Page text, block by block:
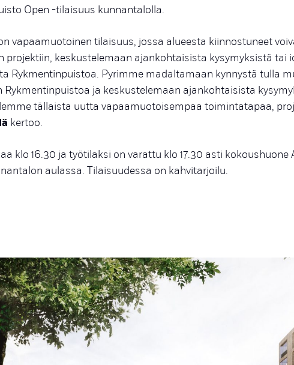
Open -tilaisuus kunnantalolla.
vapaamuotoinen tilaisuus, jossa alueesta kiinnostuneet
projektiin, keskustelemaan ajankohtaisista kysymyksistä tai
Rykmentinpuistoa. Pyrimme madaltamaan kynnystä tulla
Rykmentinpuistoa ja keskustelemaan ajankohtaisista
tällaista uutta vapaamuotoisempaa toimintatapaa,
kertoo.
klo 16.30 ja työtilaksi on varattu klo 17.30 asti kokoushuone
aulassa. Tilaisuudessa on kahvitarjoilu.